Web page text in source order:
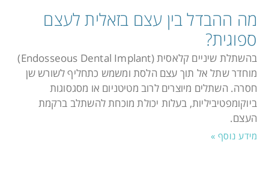
מה ההבדל בין עצם בזאלית לעצם
ספוגית?
בהשתלת שיניים קלאסית (Endosseous Dental Implant)
מוחדר שתל אל תוך עצם הלסת ומשמש כתחליף לשורש שן
חסרה. השתלים מיוצרים לרוב מטיטניום או מסגסוגות
ביוקומפטיביליות, בעלות יכולת מוכחת להשתלב ברקמת
העצם.
מידע נוסף »